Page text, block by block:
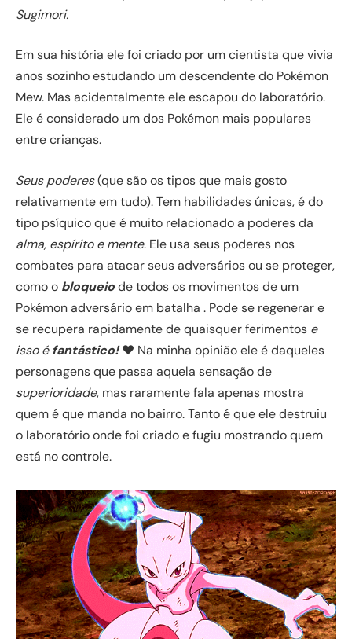
Sugimori.
Em sua história ele foi criado por um cientista que vivia
anos sozinho estudando um descendente do Pokémon
Mew. Mas acidentalmente ele escapou do laboratório.
Ele é considerado um dos Pokémon mais populares
entre crianças.
Seus poderes(que são os tipos que mais gosto
relativamente em tudo). Tem habilidades únicas, é do
tipo psíquico que é muito relacionado a poderes da
alma, espírito e mente. Ele usa seus poderes nos
combates para atacar seus adversários ou se proteger,
como o bloqueiode todos os movimentos de um
Pokémon adversário em batalha . Pode se regenerar e
se recupera rapidamente de quaisquer ferimentos e
isso éfantástico!❤ Na minha opinião ele é daqueles
personagens que passa aquela sensação de
superioridade, mas raramente fala apenas mostra
quem é que manda no bairro. Tanto é que ele destruiu
o laboratório onde foi criado e fugiu mostrando quem
está no controle.